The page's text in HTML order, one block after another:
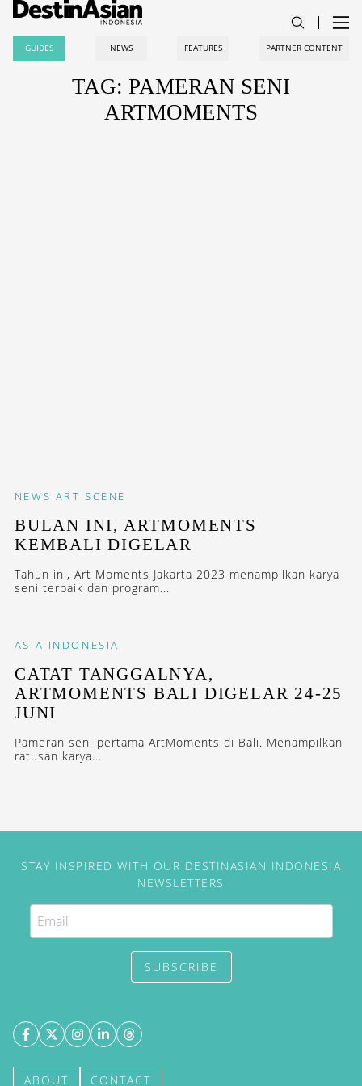
GUIDES NEWS FEATURES PARTNER CONTENT
TAG: PAMERAN SENI
ARTMOMENTS
NEWS ART SCENE
BULAN INI, ARTMOMENTS
KEMBALI DIGELAR
Tahun ini, Art Moments Jakarta 2023 menampilkan karya
seni terbaik dan program...
ASIA INDONESIA
CATAT TANGGALNYA,
ARTMOMENTS BALI DIGELAR 24-25
JUNI
Pameran seni pertama ArtMoments di Bali. Menampilkan
ratusan karya...
STAY INSPIRED WITH OUR DESTINASIAN INDONESIA
NEWSLETTERS
SUBSCRIBE
ABOUT CONTACT